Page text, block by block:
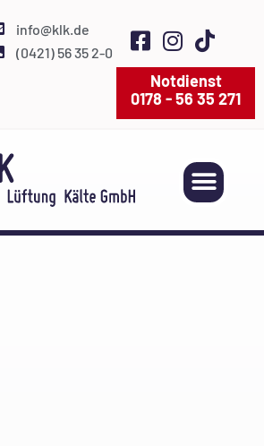
info@klk.de
(0421) 56 35 2-0
Notdienst
0178 - 56 35 271